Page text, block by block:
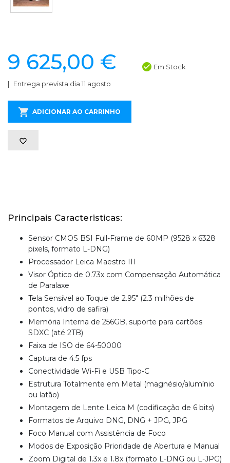
9 625,00 € Em Stock
Entrega prevista dia 11 agosto
ADICIONAR AO CARRINHO
Principais Caracteristicas:
Sensor CMOS BSI Full-Frame de 60MP (9528 x 6328
pixels, formato L-DNG)
Processador Leica Maestro III
Visor Óptico de 0.73x com Compensação Automática
de Paralaxe
Tela Sensível ao Toque de 2.95" (2.3 milhões de
pontos, vidro de safira)
Memória Interna de 256GB, suporte para cartões
SDXC (até 2TB)
Faixa de ISO de 64-50000
Captura de 4.5 fps
Conectividade Wi-Fi e USB Tipo-C
Estrutura Totalmente em Metal (magnésio/alumínio
ou latão)
Montagem de Lente Leica M (codificação de 6 bits)
Formatos de Arquivo DNG, DNG + JPG, JPG
Foco Manual com Assistência de Foco
Modos de Exposição Prioridade de Abertura e Manual
Zoom Digital de 1.3x e 1.8x (formato L-DNG ou L-JPG)